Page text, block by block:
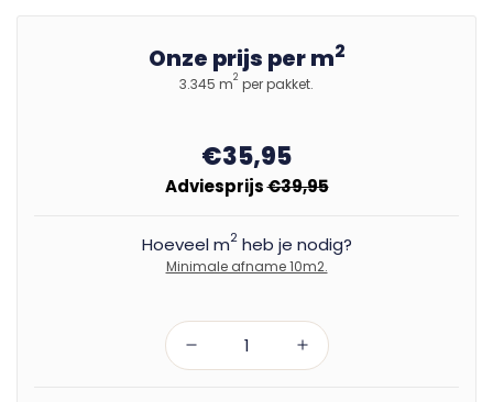
Onze prijs per m2
3.345 m2 per pakket.
€35,95
Adviesprijs€39,95
Hoeveel m2heb je nodig?
Minimale afname 10m2.